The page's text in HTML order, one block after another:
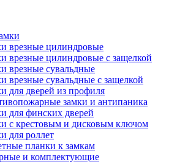
врезные цилиндровые
врезные цилиндровые с защелкой
врезные сувальдные
врезные сувальдные с защелкой
для дверей из профиля
замки и антипаника
для финских дверей
с крестовым и дисковым ключом
для роллет
планки к замкам
и комплектующие